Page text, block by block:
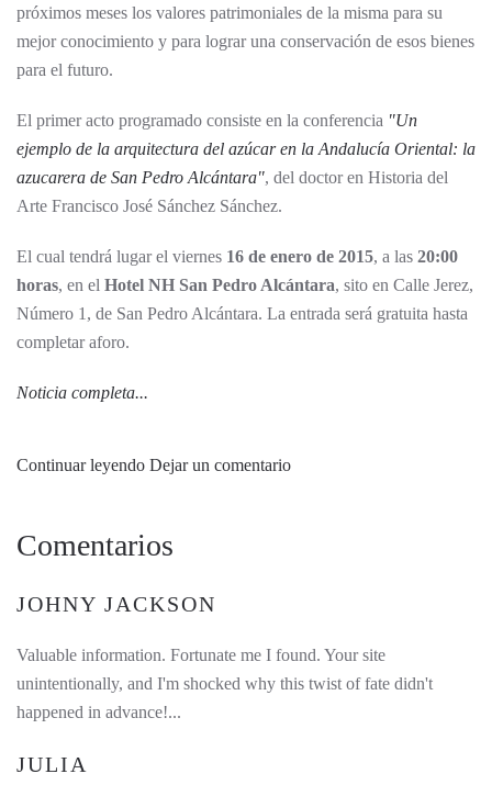
próximos meses los valores patrimoniales de la misma para su
mejor conocimiento y para lograr una conservación de esos bienes
para el futuro.
El primer acto programado consiste en la conferencia "Un
ejemplo de la arquitectura del azúcar en la Andalucía Oriental: la
azucarera de San Pedro Alcántara", del doctor en Historia del
Arte Francisco José Sánchez Sánchez.
El cual tendrá lugar el viernes 16 de enero de 2015, a las 20:00
horas, en el Hotel NH San Pedro Alcántara, sito en Calle Jerez,
Número 1, de San Pedro Alcántara. La entrada será gratuita hasta
completar aforo.
Noticia completa...
Continuar leyendo Dejar un comentario
Comentarios
JOHNY JACKSON
Valuable information. Fortunate me I found. Your site
unintentionally, and I'm shocked why this twist of fate didn't
happened in advance!...
JULIA